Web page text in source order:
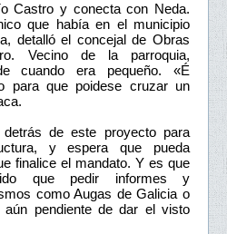
Castro y conecta con Neda.
que había en el municipio
detalló el concejal de Obras
Vecino de la parroquia,
cuando era pequeño. «É
para que poidese cruzar un
de este proyecto para
y espera que pueda
finalice el mandato. Y es que
que pedir informes y
como Augas de Galicia o
aún pendiente de dar el visto